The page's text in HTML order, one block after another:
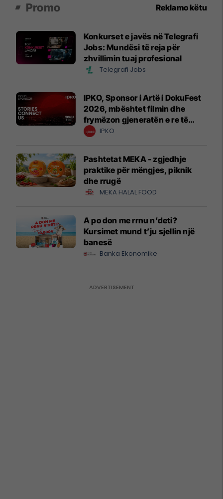
Promo Reklamo këtu
Konkurset e javës në Telegrafi
Jobs: Mundësi të reja për
zhvillimin tuaj profesional
Telegrafi Jobs
IPKO, Sponsor i Artë i DokuFest
2026, mbështet filmin dhe
frymëzon gjeneratën e re të
krijuesve
IPKO
Pashtetat MEKA - zgjedhje
praktike për mëngjes, piknik
dhe rrugë
MEKA HALAL FOOD
A po don me rrnu n’deti?
Kursimet mund t’ju sjellin një
banesë
Banka Ekonomike